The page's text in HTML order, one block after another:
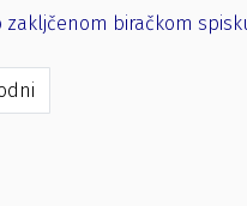
zakljčenom biračkom
članak: Zapisnik o radu